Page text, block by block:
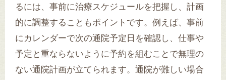
るには、事前に治療スケジュールを把握し、計画
的に調整することもポイントです。例えば、事前
にカレンダーで次の通院予定日を確認し、仕事や
予定と重ならないように予約を組むことで無理の
ない通院計画が立てられます。通院が難しい場合